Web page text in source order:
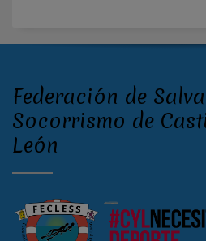
Federación de
Socorrismo de
León